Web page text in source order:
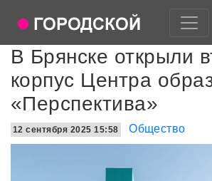
В Брянске открыли
корпус Центра
«Перспектива»
12 сентября 2025 15:58 Общество